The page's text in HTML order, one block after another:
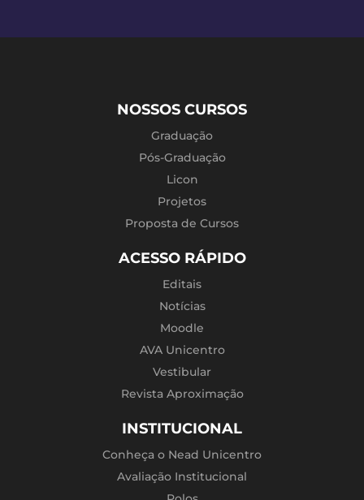
NOSSOS CURSOS
Graduação
Pós-Graduação
Licon
Projetos
Proposta de Cursos
ACESSO RÁPIDO
Editais
Notícias
Moodle
AVA Unicentro
Vestibular
Revista Aproximação
INSTITUCIONAL
Conheça o Nead Unicentro
Avaliação Institucional